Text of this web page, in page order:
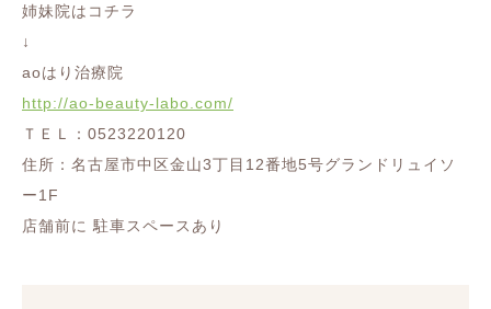
姉妹院はコチラ
↓
aoはり治療院
http://ao-beauty-labo.com/
ＴＥＬ：0523220120
住所：名古屋市中区金山3丁目12番地5号グランドリュイソ
ー1F
店舗前に 駐車スペースあり